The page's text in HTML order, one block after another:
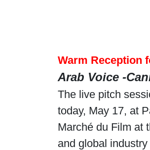
Warm Reception
Arab Voice -
The live pitch
today, May 17, at
Marché du Film at
and global